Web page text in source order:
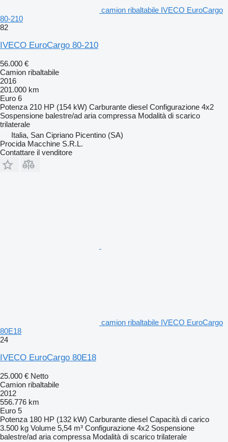
camion ribaltabile IVECO EuroCargo
80-210
82
IVECO EuroCargo 80-210
56.000 €
Camion ribaltabile
2016
201.000 km
Euro 6
Potenza 210 HP (154 kW) Carburante diesel Configurazione 4x2
Sospensione balestre/ad aria compressa Modalità di scarico
trilaterale
Italia, San Cipriano Picentino (SA)
Procida Macchine S.R.L.
Contattare il venditore
camion ribaltabile IVECO EuroCargo
80E18
24
IVECO EuroCargo 80E18
25.000 € Netto
Camion ribaltabile
2012
556.776 km
Euro 5
Potenza 180 HP (132 kW) Carburante diesel Capacità di carico
3.500 kg Volume 5,54 m³ Configurazione 4x2 Sospensione
balestre/ad aria compressa Modalità di scarico trilaterale